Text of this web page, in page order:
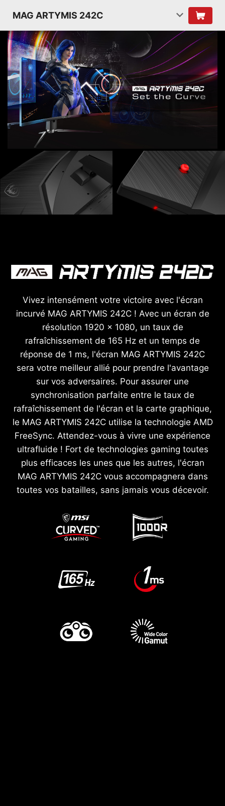
MAG ARTYMIS 242C
Vivez intensément votre victoire avec l'écran
incurvé MAG ARTYMIS 242C ! Avec un écran de
résolution 1920 x 1080, un taux de
rafraîchissement de 165 Hz et un temps de
réponse de 1 ms, l'écran MAG ARTYMIS 242C
sera votre meilleur allié pour prendre l'avantage
sur vos adversaires. Pour assurer une
synchronisation parfaite entre le taux de
rafraîchissement de l'écran et la carte graphique,
le MAG ARTYMIS 242C utilise la technologie AMD
FreeSync. Attendez-vous à vivre une expérience
ultrafluide ! Fort de technologies gaming toutes
plus efficaces les unes que les autres, l'écran
MAG ARTYMIS 242C vous accompagnera dans
toutes vos batailles, sans jamais vous décevoir.